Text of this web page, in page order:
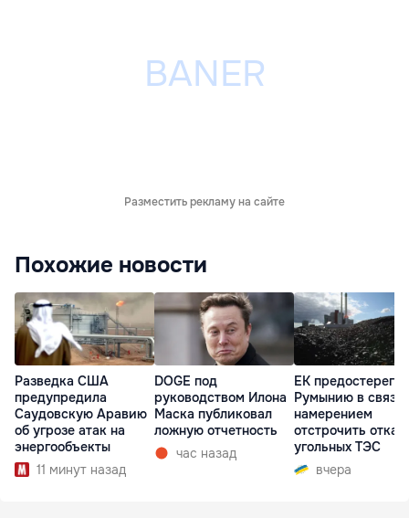
Разместить рекламу на сайте
Похожие новости
Разведка США
предупредила
Саудовскую Аравию
об угрозе атак на
энергообъекты
11 минут назад
DOGE под
руководством Илона
Маска публиковал
ложную отчетность
час назад
ЕК предостерегла
Румынию в связи
намерением
отстрочить отказ
угольных ТЭС
вчера